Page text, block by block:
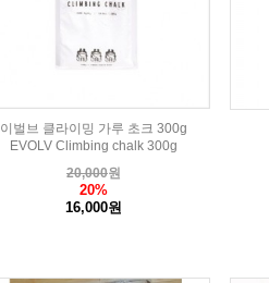
이벌브 클라이밍 가루 초크 300g
EVOLV Climbing chalk 300g
20,000원
20%
16,000원